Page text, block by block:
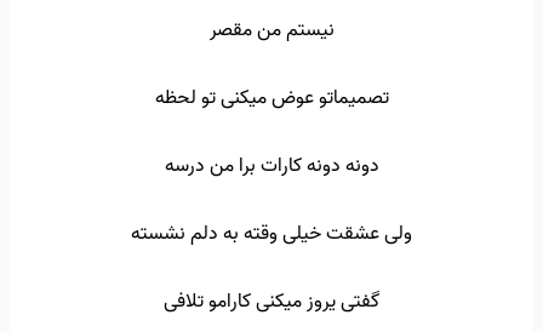
نیستم من مقصر
تصمیماتو عوض میکنی تو لحظه
دونه دونه کارات برا من درسه
ولی عشقت خیلی وقته به دلم نشسته
گفتی یروز میکنی کارامو تلافی